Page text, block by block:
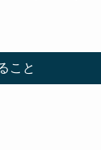
こと